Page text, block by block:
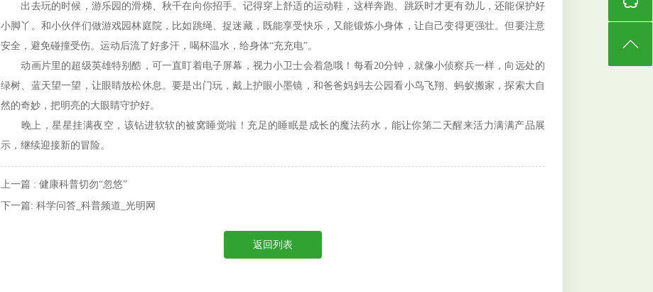
出去玩的时候，游乐园的滑梯、秋千在向你招手。记得穿上舒适的运动鞋，这样奔跑、跳跃时才更有劲儿，还能保护好
小脚丫。和小伙伴们做游戏园林庭院 ，比如跳绳、捉迷藏，既能享受快乐，又能锻炼小身体，让自己变得更强壮。但要注意
安全，避免碰撞受伤。运动后流了好多汗，喝杯温水，给身体“充充电”。
动画片里的超级英雄特别酷，可一直盯着电子屏幕，视力小卫士会着急哦！每看20分钟，就像小侦察兵一样，向远处的
绿树、蓝天望一望，让眼睛放松休息。要是出门玩，戴上护眼小墨镜，和爸爸妈妈去公园看小鸟飞翔、蚂蚁搬家，探索大自
然的奇妙，把明亮的大眼睛守护好。
晚上，星星挂满夜空，该钻进软软的被窝睡觉啦！充足的睡眠是成长的魔法药水，能让你第二天醒来活力满满产品展
示 ，继续迎接新的冒险。
上一篇 : 健康科普切勿“忽悠”
下一篇: 科学问答_科普频道_光明网
返回列表